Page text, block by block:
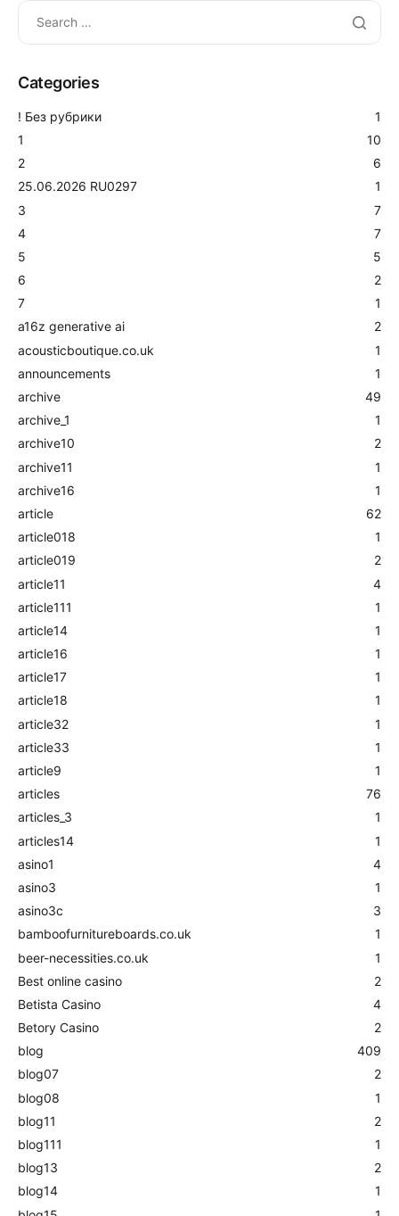
Categories
! Без рубрики
1
1
10
2
6
25.06.2026 RU0297
1
3
7
4
7
5
5
6
2
7
1
a16z generative ai
2
acousticboutique.co.uk
1
announcements
1
archive
49
archive_1
1
archive10
2
archive11
1
archive16
1
article
62
article018
1
article019
2
article11
4
article111
1
article14
1
article16
1
article17
1
article18
1
article32
1
article33
1
article9
1
articles
76
articles_3
1
articles14
1
asino1
4
asino3
1
asino3c
3
bamboofurnitureboards.co.uk
1
beer-necessities.co.uk
1
Best online casino
2
Betista Casino
4
Betory Casino
2
blog
409
blog07
2
blog08
1
blog11
2
blog111
1
blog13
2
blog14
1